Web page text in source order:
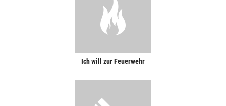
Ich will zur Feuerwehr